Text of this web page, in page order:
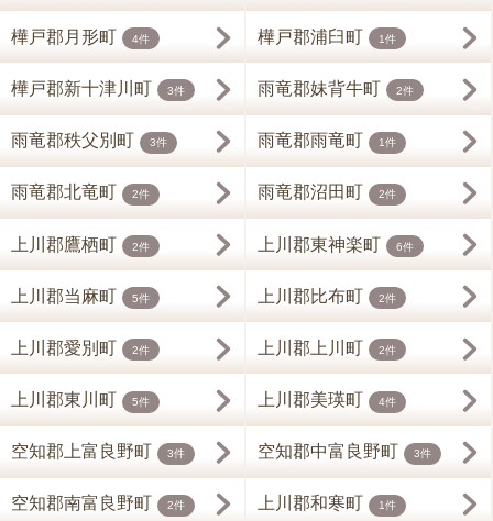
樺戸郡月形町 4件 樺戸郡浦臼町 1件
樺戸郡新十津川町 3件 雨竜郡妹背牛町 2件
雨竜郡秩父別町 3件 雨竜郡雨竜町 1件
雨竜郡北竜町 2件 雨竜郡沼田町 2件
上川郡鷹栖町 2件 上川郡東神楽町 6件
上川郡当麻町 5件 上川郡比布町 2件
上川郡愛別町 2件 上川郡上川町 2件
上川郡東川町 5件 上川郡美瑛町 4件
空知郡上富良野町 3件 空知郡中富良野町 3件
空知郡南富良野町 2件 上川郡和寒町 1件